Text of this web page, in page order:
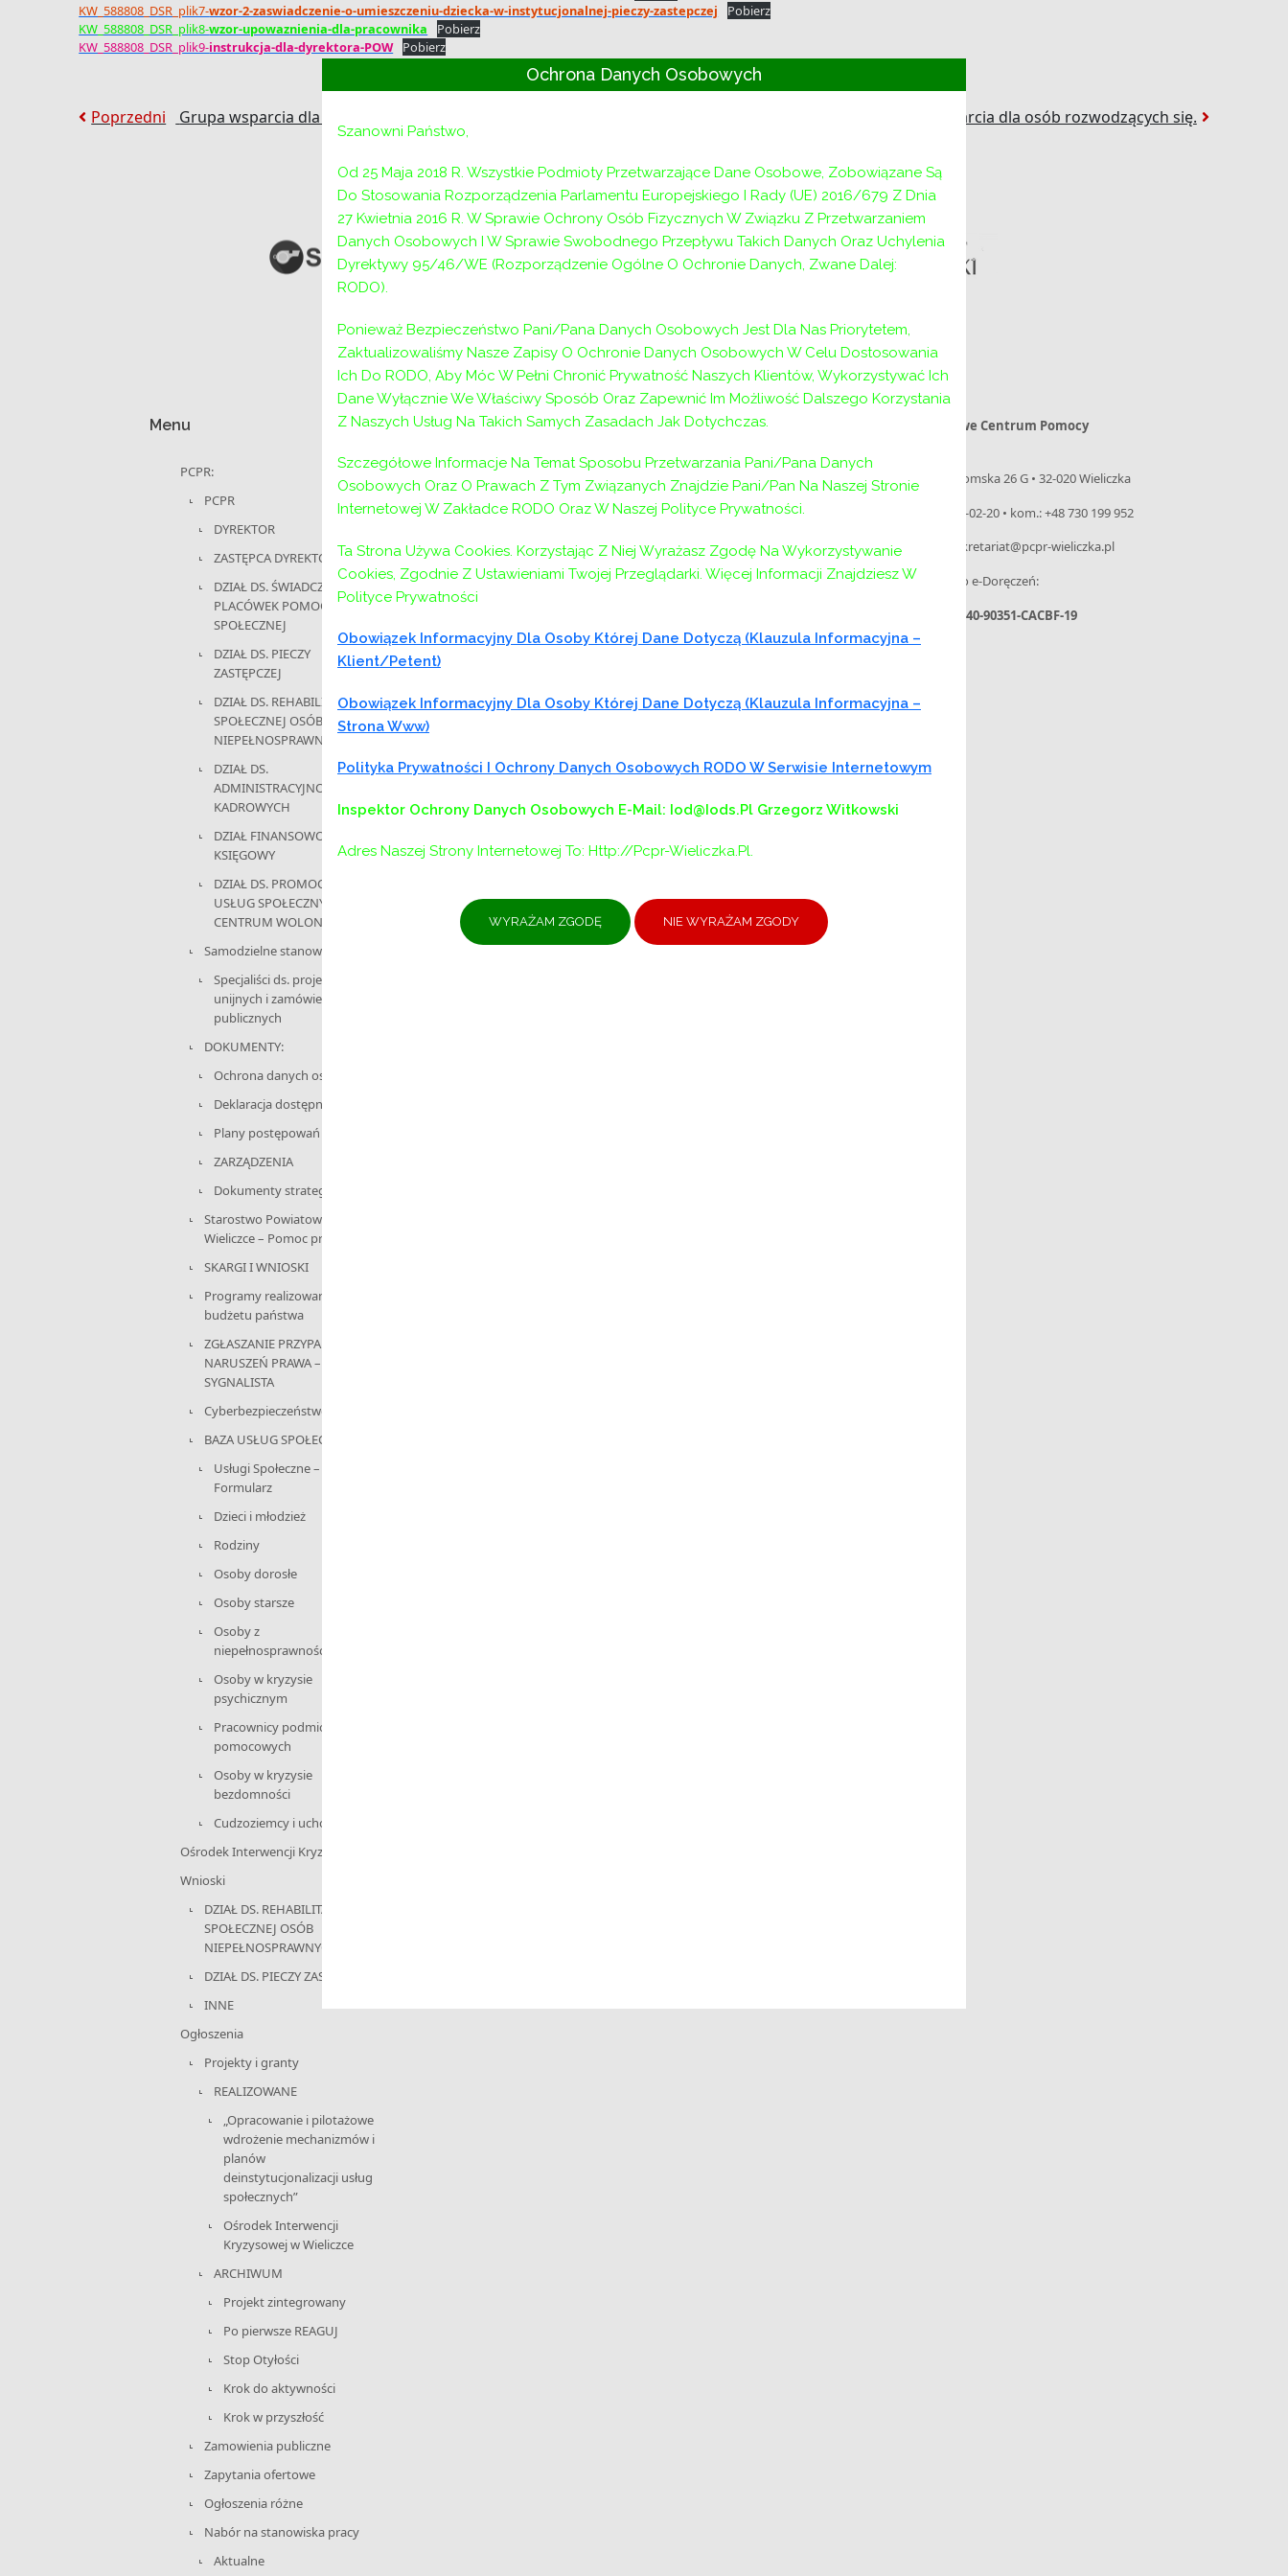
Ochrona Danych Osobowych
Szanowni Państwo,
Od 25 Maja 2018 R. Wszystkie Podmioty Przetwarzające Dane Osobowe, Zobowiązane Są
Do Stosowania Rozporządzenia Parlamentu Europejskiego I Rady (UE) 2016/679 Z Dnia
27 Kwietnia 2016 R. W Sprawie Ochrony Osób Fizycznych W Związku Z Przetwarzaniem
Danych Osobowych I W Sprawie Swobodnego Przepływu Takich Danych Oraz Uchylenia
Dyrektywy 95/46/WE (Rozporządzenie Ogólne O Ochronie Danych, Zwane Dalej:
RODO).
Ponieważ Bezpieczeństwo Pani/Pana Danych Osobowych Jest Dla Nas Priorytetem,
Zaktualizowaliśmy Nasze Zapisy O Ochronie Danych Osobowych W Celu Dostosowania
Ich Do RODO, Aby Móc W Pełni Chronić Prywatność Naszych Klientów, Wykorzystywać Ich
Dane Wyłącznie We Właściwy Sposób Oraz Zapewnić Im Możliwość Dalszego Korzystania
Z Naszych Usług Na Takich Samych Zasadach Jak Dotychczas.
Szczegółowe Informacje Na Temat Sposobu Przetwarzania Pani/Pana Danych
Osobowych Oraz O Prawach Z Tym Związanych Znajdzie Pani/Pan Na Naszej Stronie
Internetowej W Zakładce RODO Oraz W Naszej Polityce Prywatności.
Ta Strona Używa Cookies. Korzystając Z Niej Wyrażasz Zgodę Na Wykorzystywanie
Cookies, Zgodnie Z Ustawieniami Twojej Przeglądarki. Więcej Informacji Znajdziesz W
Polityce Prywatności
Obowiązek Informacyjny Dla Osoby Której Dane Dotyczą (klauzula Informacyjna –
Klient/petent)
Obowiązek Informacyjny Dla Osoby Której Dane Dotyczą (klauzula Informacyjna –
Strona Www)
Polityka Prywatności I Ochrony Danych Osobowych RODO W Serwisie Internetowym
Inspektor Ochrony Danych Osobowych E-Mail: Iod@iods.pl Grzegorz Witkowski
Adres Naszej Strony Internetowej To: Http://pcpr-Wieliczka.pl.
KW_588808_DSR_plik7-wzor-2-zaswiadczenie-o-umieszczeniu-dziecka-w-instytucjonalnej-pieczy-zastepczej
Pobierz
KW_588808_DSR_plik8-wzor-upowaznienia-dla-pracownika
Pobierz
KW_588808_DSR_plik9-instrukcja-dla-dyrektora-POW Pobierz
Nawigacja
Poprzedni Poprzedni:
Grupa wsparcia dla osób doświadczających przemocy Grupy wsparcia dla osób rozwodzących się.
Menu
PCPR:
PCPR
DYREKTOR
ZASTĘPCA DYREKTORA
DZIAŁ DS. ŚWIADCZEŃ I
PLACÓWEK POMOCY
SPOŁECZNEJ
DZIAŁ DS. PIECZY
ZASTĘPCZEJ
DZIAŁ DS. REHABILITACJI
SPOŁECZNEJ OSÓB
NIEPEŁNOSPRAWNYCH
DZIAŁ DS.
ADMINISTRACYJNO-
KADROWYCH
DZIAŁ FINANSOWO-
KSIĘGOWY
DZIAŁ DS. PROMOCJI,
USŁUG SPOŁECZNYCH I
CENTRUM WOLONTARIATU
Samodzielne stanowisko:
Specjaliści ds. projektów
unijnych i zamówień
publicznych
DOKUMENTY:
Ochrona danych osobowych
Deklaracja dostępności
Plany postępowań
ZARZĄDZENIA
Dokumenty strategiczne
Starostwo Powiatowe w
Wieliczce – Pomoc prawnika
SKARGI I WNIOSKI
Programy realizowane z
budżetu państwa
ZGŁASZANIE PRZYPADKÓW
NARUSZEŃ PRAWA –
SYGNALISTA
Cyberbezpieczeństwo
BAZA USŁUG SPOŁECZNYCH
Usługi Społeczne –
Formularz
Dzieci i młodzież
Rodziny
Osoby dorosłe
Osoby starsze
Osoby z
niepełnosprawnościami
Osoby w kryzysie
psychicznym
Pracownicy podmiotów
pomocowych
Osoby w kryzysie
bezdomności
Cudzoziemcy i uchodźcy
Ośrodek Interwencji Kryzysowej
Wnioski
DZIAŁ DS. REHABILITACJI
SPOŁECZNEJ OSÓB
NIEPEŁNOSPRAWNYCH
DZIAŁ DS. PIECZY ZASTĘPCZEJ
INNE
Ogłoszenia
Projekty i granty
REALIZOWANE
„Opracowanie i pilotażowe
wdrożenie mechanizmów i
planów
deinstytucjonalizacji usług
społecznych”
Ośrodek Interwencji
Kryzysowej w Wieliczce
ARCHIWUM
Projekt zintegrowany
Po pierwsze REAGUJ
Stop Otyłości
Krok do aktywności
Krok w przyszłość
Zamowienia publiczne
Zapytania ofertowe
Ogłoszenia różne
Nabór na stanowiska pracy
Aktualne
Powiatowe Centrum Pomocy
ul. Niepołomska 26 G • 32-020 Wieliczka
tel. 12 288-02-20 • kom.: +48 730 199 952
e-mail: sekretariat@pcpr-wieliczka.pl
– Adres do e-Doręczeń:
AE:PL-31440-90351-CACBF-19